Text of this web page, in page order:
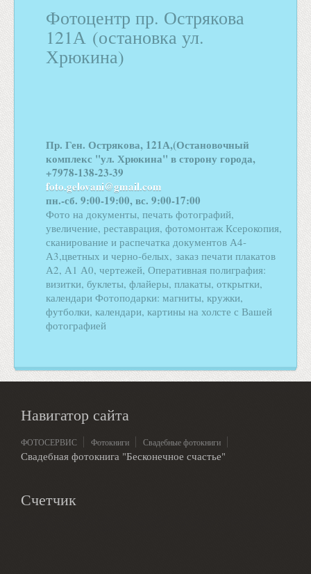
Фотоцентр пр. Острякова
121А (остановка ул.
Хрюкина)
Пр. Ген. Острякова, 121А,(Остановочный
комплекс "ул. Хрюкина" в сторону города,
+7978-138-23-39
foto.gelovani@gmail.com
пн.-сб. 9:00-19:00, вс. 9:00-17:00
Фото на документы, печать фотографий,
увеличение, реставрация, фотомонтаж Ксерокопия,
сканирование и распечатка документов А4-
А3,цветных и черно-белых, заказ печати плакатов
А2, А1 А0, чертежей, Оперативная полиграфия:
визитки, буклеты, флайеры, плакаты, открытки,
календари Фотоподарки: магниты, кружки,
футболки, календари, картины на холсте с Вашей
фотографией
Навигатор сайта
ФОТОСЕРВИС Фотокниги Свадебные фотокниги
Свадебная фотокнига "Бесконечное счастье"
Счетчик